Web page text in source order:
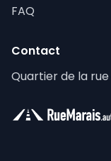
FAQ
Contact
Quartier de la rue